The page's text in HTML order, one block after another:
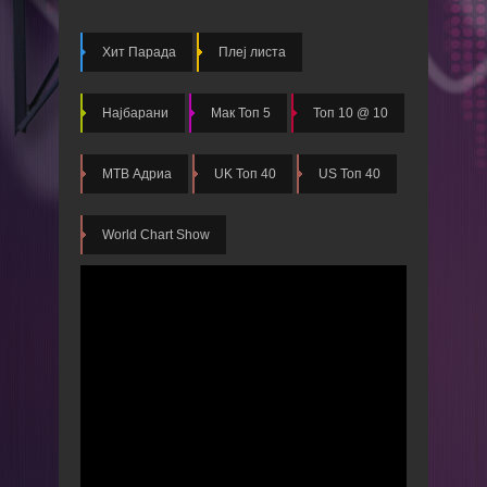
Хит Парада Плеј листа
Најбарани Мак Топ 5 Топ 10 @ 10
МТВ Адриа UK Топ 40 US Топ 40
World Chart Show